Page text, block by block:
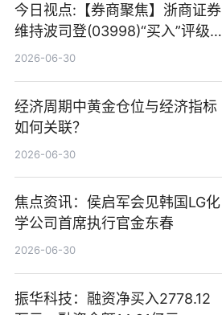
今日视点:【券商聚焦】浙商证券
维持波司登(03998)“买入”评级
指其业绩高质量稳增长
2026-06-30
经济周期中黄金仓位与经济指标
如何关联？
2026-06-30
焦点资讯：侯启军会见韩国LG化
学公司首席执行官金东春
2026-06-30
振华科技：融资净买入2778.12